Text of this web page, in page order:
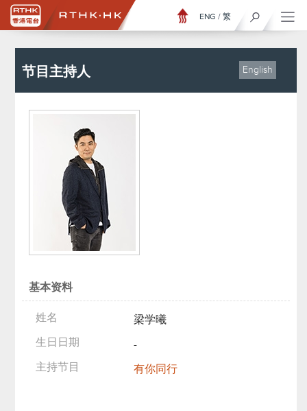
ENG / 繁
节目主持人 English
基本资料
姓名
梁学曦
生日日期
-
主持节目
有你同行